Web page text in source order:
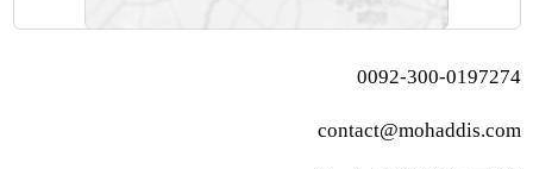
0092-300-0197274
contact@mohaddis.com